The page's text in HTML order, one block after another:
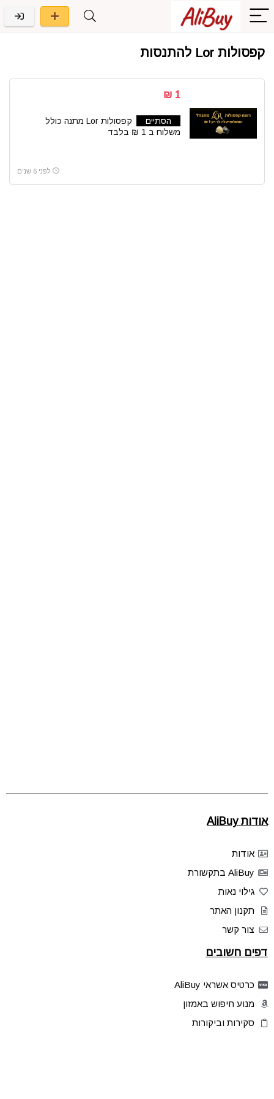
קפסולות Lor להתנסות
1 ₪
הסתיים
קפסולות Lor מתנה כולל
משלוח ב 1 ₪ בלבד
לפני 6 שנים
אודות AliBuy
אודות
AliBuy בתקשורת
גילוי נאות
תקנון האתר
צור קשר
דפים חשובים
כרטיס אשראי AliBuy
מנוע חיפוש באמזון
סקירות וביקורות